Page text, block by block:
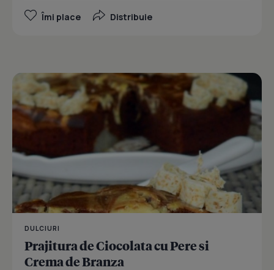
Îmi place Distribuie
DULCIURI
Prajitura de Ciocolata cu Pere si
Crema de Branza